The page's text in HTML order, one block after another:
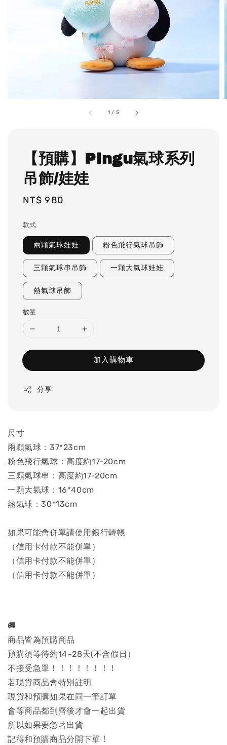
1 / 5
【預購】Pingu氣球系列
吊飾/娃娃
Regular
NT$ 980
款式
兩顆氣球娃娃 粉色飛行氣球吊飾
三顆氣球串吊飾 一顆大氣球娃娃
熱氣球吊飾
數量
加入購物車
分享
尺寸
兩顆氣球：37*23cm
粉色飛行氣球：高度約17-20cm
三顆氣球串：高度約17-20cm
一顆大氣球：16*40cm
熱氣球：30*13cm
如果可能會併單請使用銀行轉帳
（信用卡付款不能併單）
（信用卡付款不能併單）
（信用卡付款不能併單）
🚚
商品皆為預購商品
預購須等待約14~28天(不含假日）
不接受急單！！！！！！！！
若現貨商品會特別註明
現貨和預購如果在同一筆訂單
會等商品都到齊後才會一起出貨
所以如果要急著出貨
記得和預購商品分開下單！